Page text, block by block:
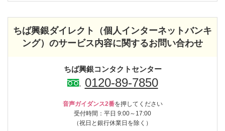
ちば興銀ダイレクト（個人インターネットバンキ
ング）のサービス内容に関するお問い合わせ
ちば興銀コンタクトセンター
0120-89-7850
音声ガイダンス2番を押してください
受付時間：平日 9:00～17:00
（祝日と銀行休業日を除く）